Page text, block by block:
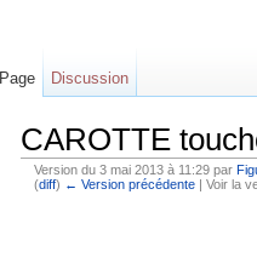
CAROTTE
Version du 3 mai 2013 à 11:29 par
(diff) ← Version précédente| Voir la
Page Discussion